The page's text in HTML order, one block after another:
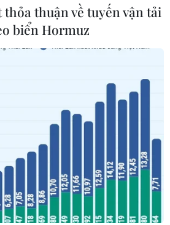
25 năm của
TW: Lấy doanh
đổi mới sáng
thuận về tuyến vận tải
biển Hormuz